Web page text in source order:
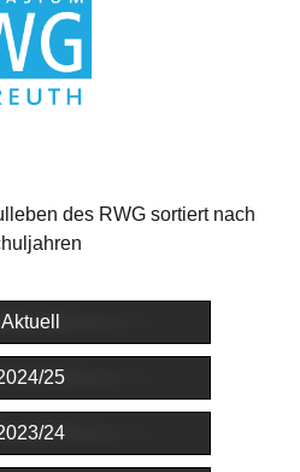
des RWG sortiert nach
Aktuell
25
24